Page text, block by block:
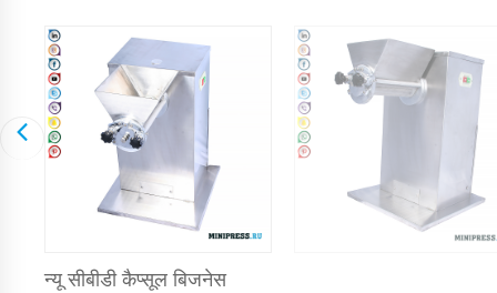
न्यू सीबीडी कैप्सूल बिजनेस